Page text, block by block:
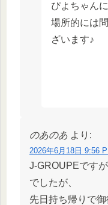
ぴよちゃん
場所的には
ざいます♪
のあのあ より:
2026年6月18日 9:56
J-GROUPEです
でしたが、
先日持ち帰りで御